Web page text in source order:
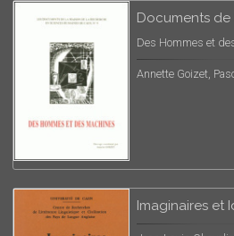
Documents de
Des Hommes et
Annette Goizet,
Imaginaires et